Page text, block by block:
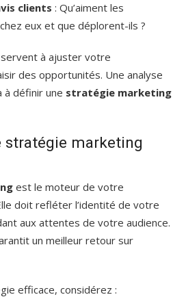
clients : Qu’aiment les
eux et que déplorent-ils ?
à ajuster votre
des opportunités. Une analyse
à définir une stratégie marketing
stratégie marketing
est le moteur de votre
doit refléter l’identité de votre
aux attentes de votre audience.
un meilleur retour sur
efficace, considérez :